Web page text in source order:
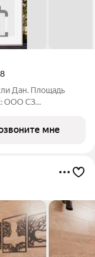
Дан. Площадь
ООО СЗ
в Казани
мне